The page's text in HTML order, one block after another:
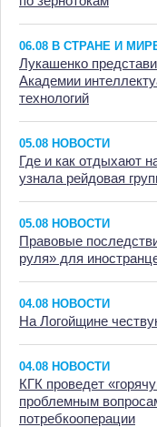
06.08 В СТРАНЕ И
Лукашенко
Академии
технологий
05.08 НОВОСТИ
Где и как отдыхают
узнала рейдовая
05.08 НОВОСТИ
Правовые
руля» для
04.08 НОВОСТИ
На Логойщине
04.08 НОВОСТИ
КГК проведет
проблемным
потребкооперации